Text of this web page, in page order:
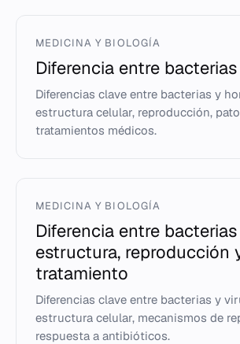
MEDICINA Y BIOLOGÍA
Diferencia entre
Diferencias clave entre bacterias y
estructura celular, reproducción,
tratamientos médicos.
MEDICINA Y BIOLOGÍA
Diferencia entre
estructura, reproducción
tratamiento
Diferencias clave entre bacterias y
estructura celular, mecanismos de
respuesta a antibióticos.